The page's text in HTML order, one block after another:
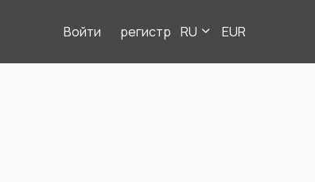
Войти регистр RU EUR